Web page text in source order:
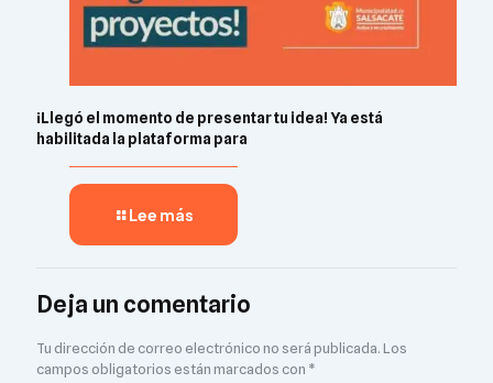
¡Llegó el momento de presentar tu idea! Ya está
habilitada la plataforma para
Lee más
Deja un comentario
Tu dirección de correo electrónico no será publicada.Los
campos obligatorios están marcados con *